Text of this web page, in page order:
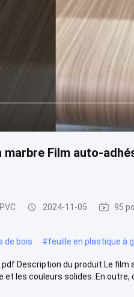
marbre Film auto-
2024-11-05 95
de bois #feuille en plastique à
Description du produit:Le
les couleurs solides..En outre,